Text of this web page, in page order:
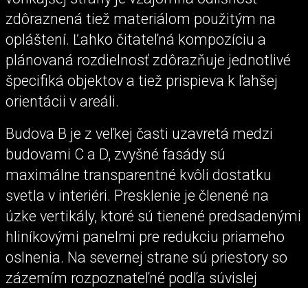
zdôraznená tiež materiálom použitým na
opláštení. Ľahko čitateľná kompozíciu a
plánovaná rozdielnosť zdôrazňuje jednotlivé
špecifiká objektov a tiež prispieva k ľahšej
orientácii v areáli.
Budova B je z veľkej časti uzavretá medzi
budovami C a D, zvyšné fasády sú
maximálne transparentné kvôli dostatku
svetla v interiéri. Presklenie je členené na
úzke vertikály, ktoré sú tienené predsadenými
hliníkovými panelmi pre redukciu priameho
oslnenia. Na severnej strane sú priestory so
zázemím rozpoznateľné podľa súvislej